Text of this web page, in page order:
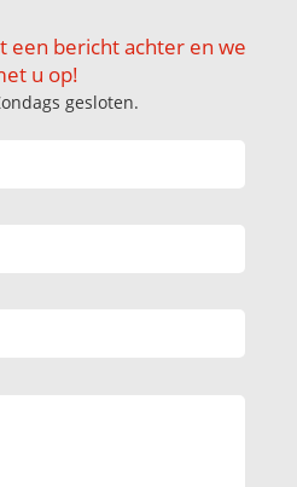
een bericht achter en we
u op!
gesloten.